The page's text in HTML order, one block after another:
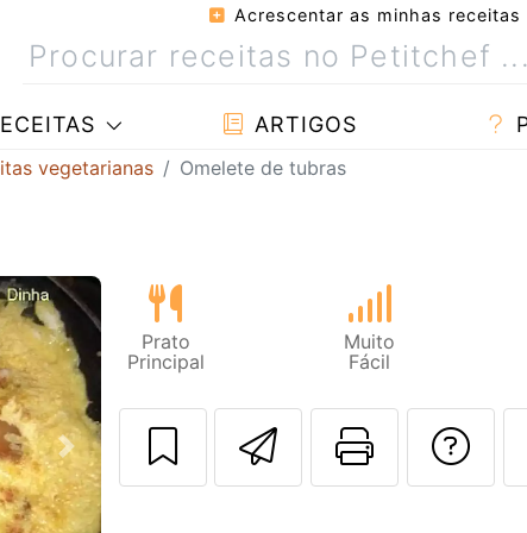
Acrescentar as minhas receitas
ARTIGOS
vegetarianas Omelete de tubras
Next
Prato
Principal
Muito
Fácil
Enviar esta